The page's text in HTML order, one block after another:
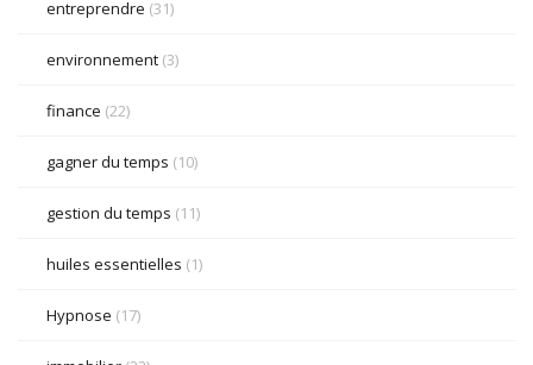
entreprendre (31)
environnement (3)
finance (22)
gagner du temps (10)
gestion du temps (11)
huiles essentielles (1)
Hypnose (17)